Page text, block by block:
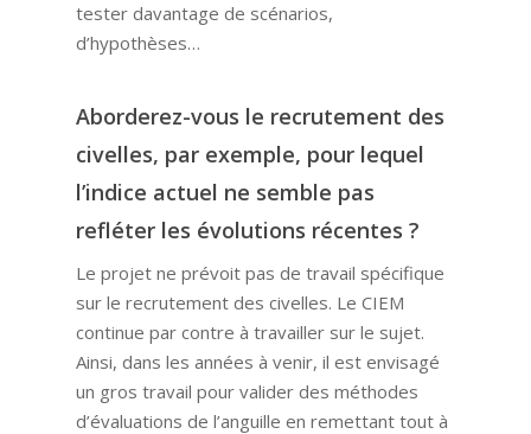
tester davantage de scénarios,
d’hypothèses…
Aborderez-vous le recrutement des
civelles, par exemple, pour lequel
l’indice actuel ne semble pas
refléter les évolutions récentes ?
Le projet ne prévoit pas de travail spécifique
sur le recrutement des civelles. Le CIEM
continue par contre à travailler sur le sujet.
Ainsi, dans les années à venir, il est envisagé
un gros travail pour valider des méthodes
d’évaluations de l’anguille en remettant tout à